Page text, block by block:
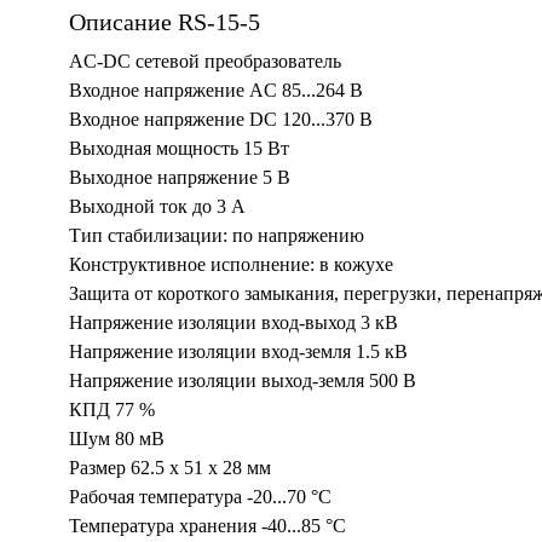
Описание RS-15-5
AC-DC сетевой преобразователь
Входное напряжение AC 85...264 В
Входное напряжение DC 120...370 В
Выходная мощность 15 Вт
Выходное напряжение 5 В
Выходной ток до 3 А
Тип стабилизации: по напряжению
Конструктивное исполнение: в кожухе
Защита от короткого замыкания, перегрузки,
Напряжение изоляции вход-выход 3 кВ
Напряжение изоляции вход-земля 1.5 кВ
Напряжение изоляции выход-земля 500 В
КПД 77 %
Шум 80 мВ
Размер 62.5 x 51 x 28 мм
Рабочая температура -20...70 °C
Температура хранения -40...85 °C